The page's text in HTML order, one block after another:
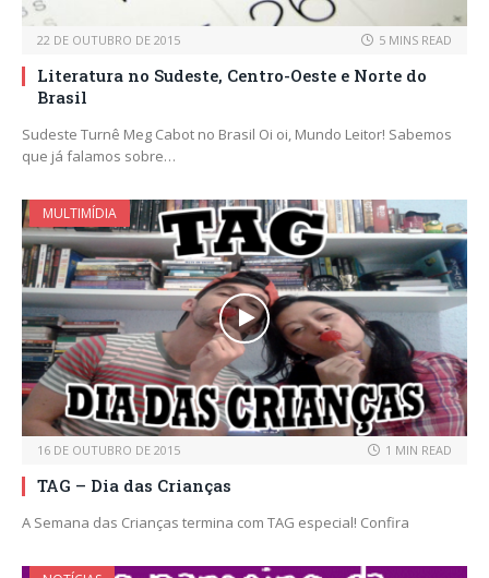
22 DE OUTUBRO DE 2015 5 MINS READ
Literatura no Sudeste, Centro-Oeste e Norte do
Brasil
Sudeste Turnê Meg Cabot no Brasil Oi oi, Mundo Leitor! Sabemos
que já falamos sobre…
MULTIMÍDIA
16 DE OUTUBRO DE 2015 1 MIN READ
TAG – Dia das Crianças
A Semana das Crianças termina com TAG especial! Confira